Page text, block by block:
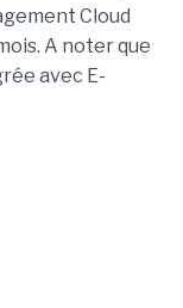
Cloud
A noter que
avec E-